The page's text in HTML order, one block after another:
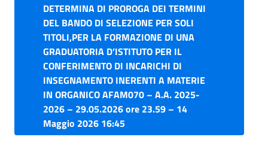
DETERMINA DI PROROGA DEI TERMINI
DEL BANDO DI SELEZIONE PER SOLI
TITOLI,PER LA FORMAZIONE DI UNA
GRADUATORIA D’ISTITUTO PER IL
CONFERIMENTO DI INCARICHI DI
INSEGNAMENTO INERENTI A MATERIE
IN ORGANICO AFAM070 – A.A. 2025-
2026 – 29.05.2026 ore 23.59 – 14
Maggio 2026 16:45